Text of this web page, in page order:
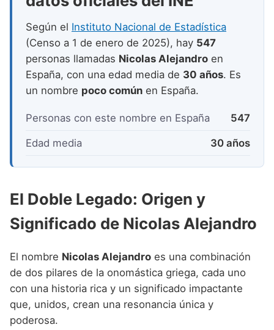
Nombres de niño que empiezan por P
Nombres de niño que empiezan por Q
Nombres de niño que empiezan por R
Nombres de niño que empiezan por S
Nombres de niño que empiezan por T
Nombres de niño que empiezan por U
Nombres de niño que empiezan por V
Nombres de niño que empiezan por X
Nombres de niño que empiezan por Y
Nombres de Niño Valencianos
Nombres de Niño Vascos
Nombres de Niño Rusos
Nombres de Niño Suecos
Según el Instituto Nacional de Estadística
(Censo a 1 de enero de 2025), hay 547
personas llamadas Nicolas Alejandro en
España, con una edad media de 30 años. Es
un nombre poco común en España.
Personas con este nombre en España 547
Edad media 30 años
El Doble Legado: Origen y
Significado de Nicolas Alejandro
El nombre Nicolas Alejandro es una combinación
de dos pilares de la onomástica griega, cada uno
con una historia rica y un significado impactante
que, unidos, crean una resonancia única y
poderosa.